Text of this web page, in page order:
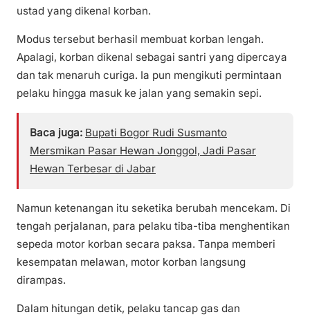
ustad yang dikenal korban.
Modus tersebut berhasil membuat korban lengah.
Apalagi, korban dikenal sebagai santri yang dipercaya
dan tak menaruh curiga. Ia pun mengikuti permintaan
pelaku hingga masuk ke jalan yang semakin sepi.
Baca juga: Bupati Bogor Rudi Susmanto
Mersmikan Pasar Hewan Jonggol, Jadi Pasar
Hewan Terbesar di Jabar
Namun ketenangan itu seketika berubah mencekam. Di
tengah perjalanan, para pelaku tiba-tiba menghentikan
sepeda motor korban secara paksa. Tanpa memberi
kesempatan melawan, motor korban langsung
dirampas.
Dalam hitungan detik, pelaku tancap gas dan